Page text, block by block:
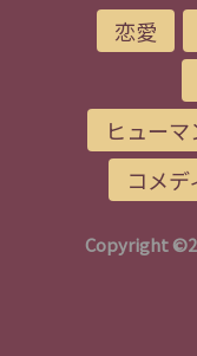
恋愛
ヒュー
コメデ
Copyright